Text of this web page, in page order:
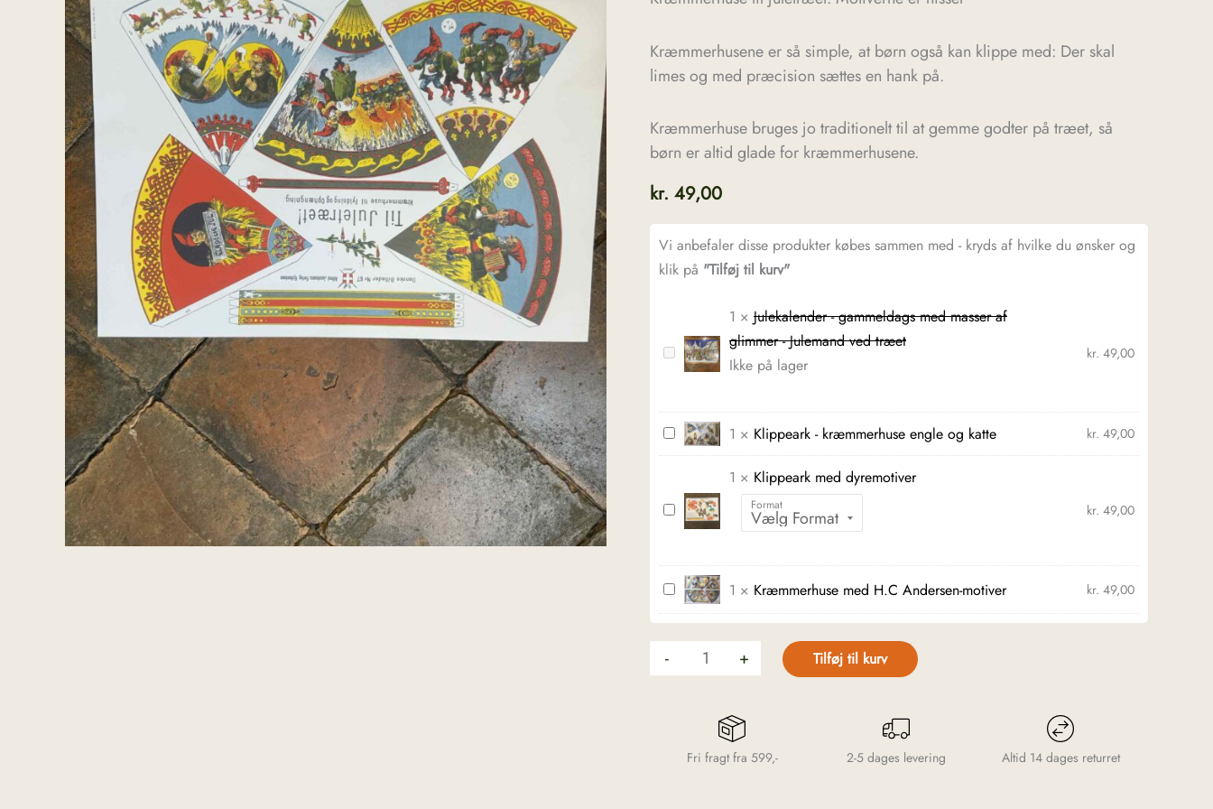
Kræmmerhusene er så simple, at børn også kan klippe med: Der skal
limes og med præcision sættes en hank på.
Kræmmerhuse bruges jo traditionelt til at gemme godter på træet, så
børn er altid glade for kræmmerhusene.
kr. 49,00
Vi anbefaler disse produkter købes sammen med - kryds af hvilke du ønsker og
klik på "Tilføj til kurv"
Julekalender
med
masser
glimmer
ved
træet
1 × Julekalender - gammeldags med masser af
glimmer - Julemand ved træet
Ikke på lager
kr. 49,00
Klippeark
-
kræmmerhuse
engle
1 × Klippeark - kræmmerhuse engle og katte kr. 49,00
Klippeark
med
1 × Klippeark med dyremotiver
Format kr. 49,00
Kræmmerhuse
med
H.C
Andersen-
1 × Kræmmerhuse med H.C Andersen-motiver kr. 49,00
- + Tilføj til kurv
Fri fragt fra 599,- 2-5 dages levering Altid 14 dages returret